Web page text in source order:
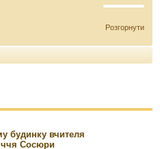
Розгорнути
будинку вчителя
Сосюри